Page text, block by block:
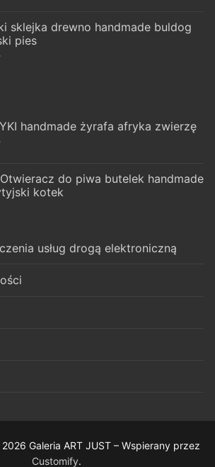
sklejka drewno handmade buldog
pies
handmade żyrafa afryka zwierzę
do piwa butelek handmade
kotek
usług drogą elektroniczną
Galeria ART JUST – Wspierany przez
Customify.